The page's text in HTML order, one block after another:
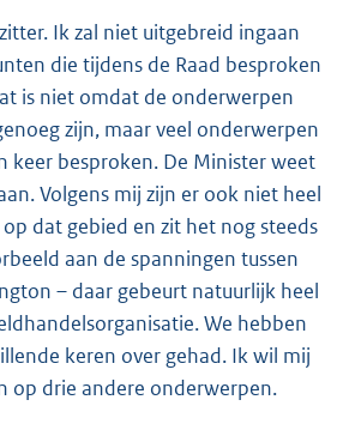
Ik zal niet uitgebreid ingaan
die tijdens de Raad besproken
is niet omdat de onderwerpen
zijn, maar veel onderwerpen
keer besproken. De Minister weet
Volgens mij zijn er ook niet heel
dat gebied en zit het nog steeds
aan de spanningen tussen
– daar gebeurt natuurlijk heel
We hebben
keren over gehad. Ik wil mij
op drie andere onderwerpen.